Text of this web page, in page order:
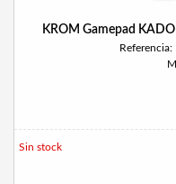
KROM Gamepad
Sin stock